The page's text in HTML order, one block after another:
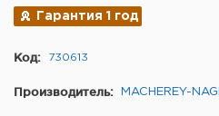
Гарантия 1 год
Код: 730613
Производитель: MACHEREY-